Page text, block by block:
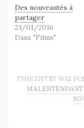
Des nouveautés à
partager
23/01/2016
Dans "Films"
THIS ENTRY WAS